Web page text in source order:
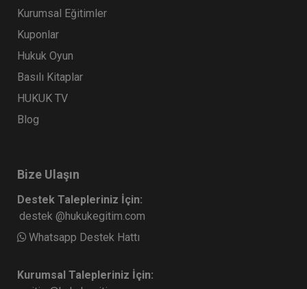
Kurumsal Eğitimler
Kuponlar
Hukuk Oyun
Basılı Kitaplar
HUKUK TV
Blog
Bize Ulaşın
Destek Talepleriniz İçin:
destek @hukukegitim.com
Whatsapp Destek Hattı
Kurumsal Talepleriniz İçin: